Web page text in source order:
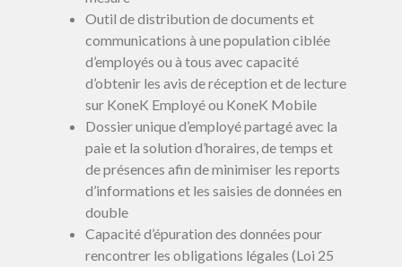
Outil de distribution de documents et
communications à une population ciblée
d’employés ou à tous avec capacité
d’obtenir les avis de réception et de lecture
sur KoneK Employé ou KoneK Mobile
Dossier unique d’employé partagé avec la
paie et la solution d’horaires, de temps et
de présences afin de minimiser les reports
d’informations et les saisies de données en
double
Capacité d’épuration des données pour
rencontrer les obligations légales (Loi 25